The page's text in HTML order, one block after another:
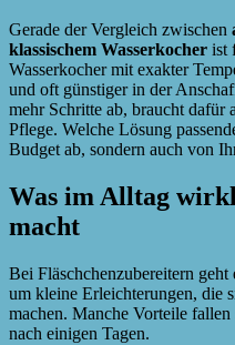
Gerade der Vergleich zwischen
klassischem Wasserkocher ist
Wasserkocher mit exakter
und oft günstiger in der
mehr Schritte ab, braucht dafür
Pflege. Welche Lösung
Budget ab, sondern auch von
Was im Alltag
macht
Bei Fläschchenzubereitern
um kleine Erleichterungen, die
machen. Manche Vorteile
nach einigen Tagen.